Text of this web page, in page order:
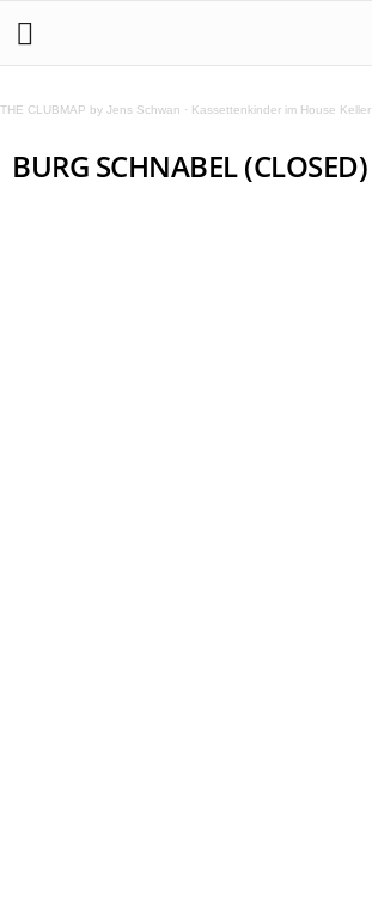
THE CLUBMAP by Jens Schwan · Kassettenkinder im House Keller
BURG SCHNABEL (CLOSED)